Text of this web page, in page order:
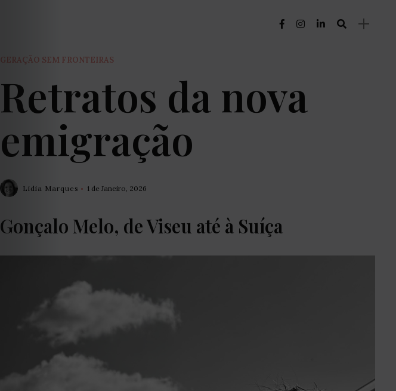
GERAÇÃO SEM FRONTEIRAS
Retratos da nova
emigração
Lidia Marques 1 de Janeiro, 2026
Gonçalo Melo, de Viseu até à Suíça